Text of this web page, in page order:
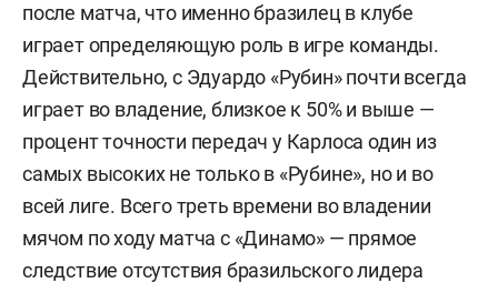
после матча, что именно бразилец в клубе
играет определяющую роль в игре команды.
Действительно, с Эдуардо «Рубин» почти всегда
играет во владение, близкое к 50% и выше —
процент точности передач у Карлоса один из
самых высоких не только в «Рубине», но и во
всей лиге. Всего треть времени во владении
мячом по ходу матча с «Динамо» — прямое
следствие отсутствия бразильского лидера